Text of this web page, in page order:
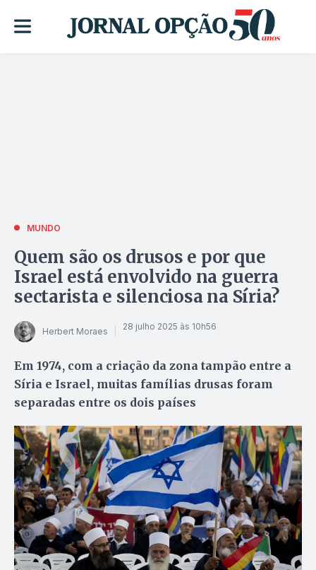
MUNDO
Quem são os drusos e por que
Israel está envolvido na guerra
sectarista e silenciosa na Síria?
Herbert Moraes 28 julho 2025 às 10h56
Em 1974, com a criação da zona tampão entre a
Síria e Israel, muitas famílias drusas foram
separadas entre os dois países